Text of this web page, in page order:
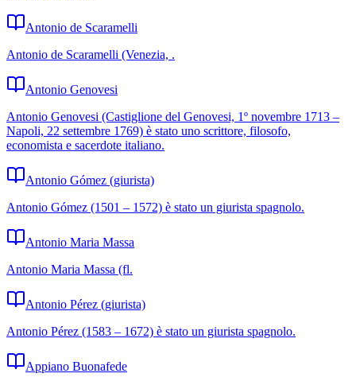
Antonio de Scaramelli
Antonio de Scaramelli (Venezia, .
Antonio Genovesi
Antonio Genovesi (Castiglione del Genovesi, 1º novembre 1713 –
Napoli, 22 settembre 1769) è stato uno scrittore, filosofo,
economista e sacerdote italiano.
Antonio Gómez (giurista)
Antonio Gómez (1501 – 1572) è stato un giurista spagnolo.
Antonio Maria Massa
Antonio Maria Massa (fl.
Antonio Pérez (giurista)
Antonio Pérez (1583 – 1672) è stato un giurista spagnolo.
Appiano Buonafede